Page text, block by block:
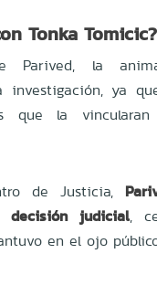
Tonka Tomicic?
Parived, la
investigación, ya
que la
de Justicia,
decisión judicial,
en el ojo